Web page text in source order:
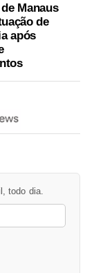
Manaus
de
após
todo dia.